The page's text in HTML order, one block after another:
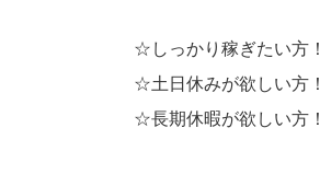
☆しっかり稼ぎたい方！
☆土日休みが欲しい方！
☆長期休暇が欲しい方！